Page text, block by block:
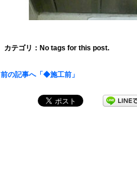
カテゴリ：No tags for this post.
前の記事へ「◆施工前」